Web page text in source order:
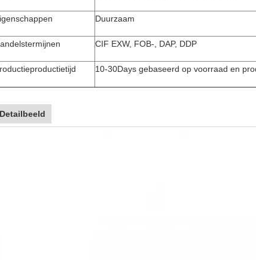
Duurzaam
CIF EXW, FOB-, DAP, DDP
10-30Days gebaseerd op voorraad en
Detailbeeld